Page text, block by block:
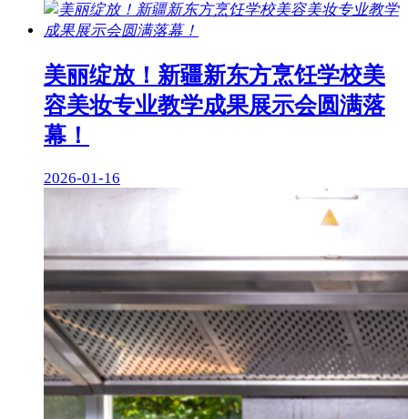
美丽绽放！新疆新东方烹饪学校美
容美妆专业教学成果展示会圆满落
幕！
2026-01-16